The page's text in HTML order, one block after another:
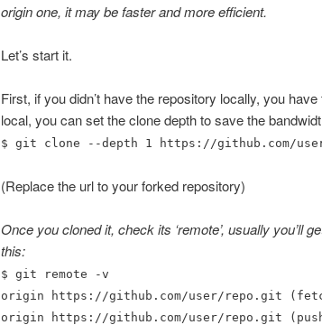
origin one, it may be faster and more efficient.
Let’s start it.
First, if you didn’t have the repository locally, you
local, you can set the clone depth to save the
$ git clone --depth 1 https://github.com/
(Replace the url to your forked repository)
Once you cloned it, check its ‘remote’, usually you’ll
this:
$ git remote -v
origin https://github.com/user/repo.git
origin https://github.com/user/repo.git